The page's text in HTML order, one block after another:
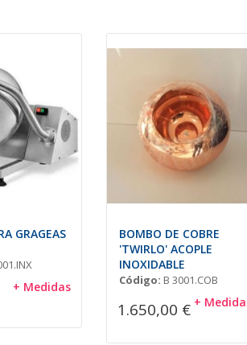
GRAGEAS
+ Medidas
BOMBO DE COBRE
'TWIRLO' ACOPLE
INOXIDABLE
Código: B 3001.COB
1.650,00 € +